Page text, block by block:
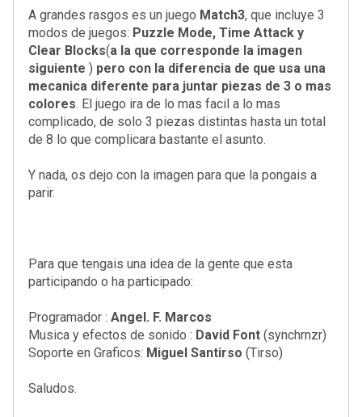
A grandes rasgos es un juego Match3, que incluye 3
modos de juegos: Puzzle Mode, Time Attack y
Clear Blocks(a la que corresponde la imagen
siguiente ) pero con la diferencia de que usa una
mecanica diferente para juntar piezas de 3 o mas
colores. El juego ira de lo mas facil a lo mas
complicado, de solo 3 piezas distintas hasta un total
de 8 lo que complicara bastante el asunto.
Y nada, os dejo con la imagen para que la pongais a
parir.
Para que tengais una idea de la gente que esta
participando o ha participado:
Programador : Angel. F. Marcos
Musica y efectos de sonido : David Font (synchrnzr)
Soporte en Graficos: Miguel Santirso (Tirso)
Saludos.